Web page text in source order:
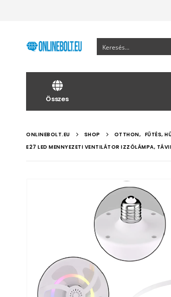
Összes
ONLINEBOLT.EU SHOP OTTHON, FŰTÉS,
E27 LED MENNYEZETI VENTILÁTOR IZZÓLÁMPA,